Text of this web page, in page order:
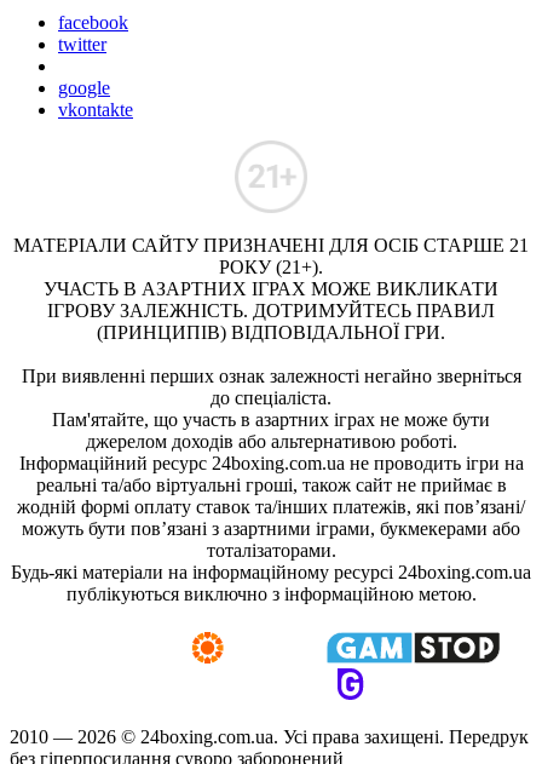
facebook
twitter
google
vkontakte
МАТЕРІАЛИ САЙТУ ПРИЗНАЧЕНІ ДЛЯ ОСІБ СТАРШЕ 21
РОКУ (21+).
УЧАСТЬ В АЗАРТНИХ ІГРАХ МОЖЕ ВИКЛИКАТИ
ІГРОВУ ЗАЛЕЖНІСТЬ. ДОТРИМУЙТЕСЬ ПРАВИЛ
(ПРИНЦИПІВ) ВІДПОВІДАЛЬНОЇ ГРИ.
При виявленні перших ознак залежності негайно зверніться
до спеціаліста.
Пам'ятайте, що участь в азартних іграх не може бути
джерелом доходів або альтернативою роботі.
Інформаційний ресурс 24boxing.com.ua не проводить ігри на
реальні та/або віртуальні гроші, також сайт не приймає в
жодній формі оплату ставок та/інших платежів, які пов’язані/
можуть бути пов’язані з азартними іграми, букмекерами або
тоталізаторами.
Будь-які матеріали на інформаційному ресурсі 24boxing.com.ua
публікуються виключно з інформаційною метою.
2010 — 2026 © 24boxing.com.ua. Усi права захищенi. Передрук
без гіперпосилання суворо заборонений